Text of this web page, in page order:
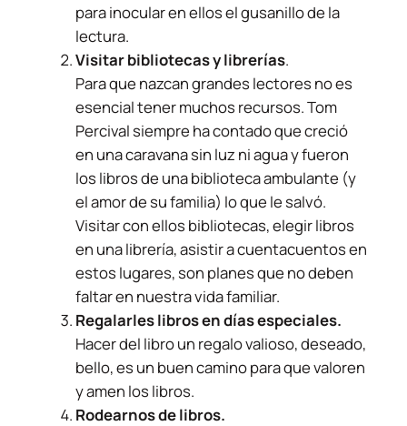
para inocular en ellos el gusanillo de la
lectura.
Visitar bibliotecas y librerías.
Para que nazcan grandes lectores no es
esencial tener muchos recursos. Tom
Percival siempre ha contado que creció
en una caravana sin luz ni agua y fueron
los libros de una biblioteca ambulante (y
el amor de su familia) lo que le salvó.
Visitar con ellos bibliotecas, elegir libros
en una librería, asistir a cuentacuentos en
estos lugares, son planes que no deben
faltar en nuestra vida familiar.
Regalarles libros en días especiales.
Hacer del libro un regalo valioso, deseado,
bello, es un buen camino para que valoren
y amen los libros.
Rodearnos de libros.